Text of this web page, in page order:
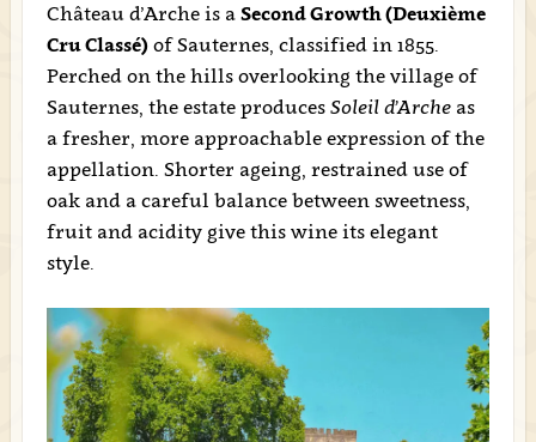
Château d’Arche is a Second Growth (Deuxième
Cru Classé)of Sauternes, classified in 1855.
Perched on the hills overlooking the village of
Sauternes, the estate produces Soleil d’Archeas
a fresher, more approachable expression of the
appellation. Shorter ageing, restrained use of
oak and a careful balance between sweetness,
fruit and acidity give this wine its elegant
style.